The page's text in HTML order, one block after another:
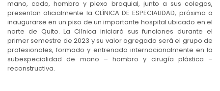
mano, codo, hombro y plexo braquial, junto a sus colegas,
presentan oficialmente la CLÍNICA DE ESPECIALIDAD, próxima a
inaugurarse en un piso de un importante hospital ubicado en el
norte de Quito. La Clínica iniciará sus funciones durante el
primer semestre de 2023 y su valor agregado será el grupo de
profesionales, formado y entrenado internacionalmente en la
subespecialidad de mano – hombro y cirugía plástica –
reconstructiva.